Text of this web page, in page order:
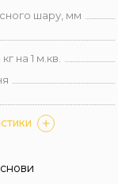
шару, мм
на 1 м.кв.